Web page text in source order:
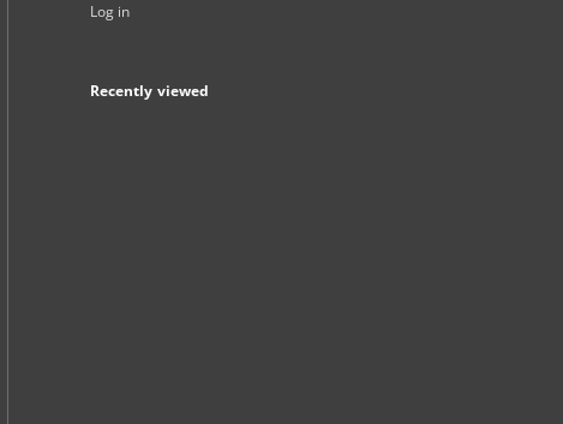
Log in
Recently viewed